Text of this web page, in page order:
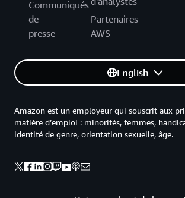
Communiqués
de
presse
Partenaires
AWS
English
Amazon est un employeur qui souscrit aux
matière d’emploi : minorités, femmes,
identité de genre, orientation sexuelle, âge.